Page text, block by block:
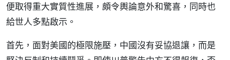
便取得重大實質性進展，頗令輿論意外和驚喜，同時也
給世人多點啟示。
首先，面對美國的極限施壓，中國沒有妥協退讓，而是